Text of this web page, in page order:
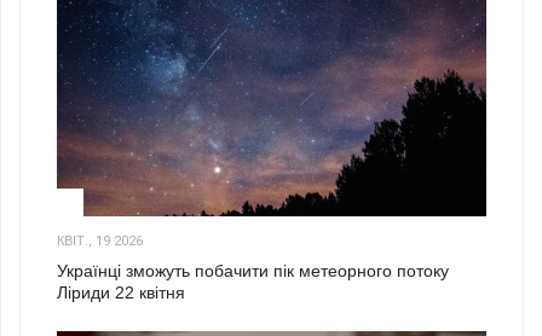
КВІТ., 19 2026
Українці зможуть побачити пік метеорного потоку
Ліриди 22 квітня